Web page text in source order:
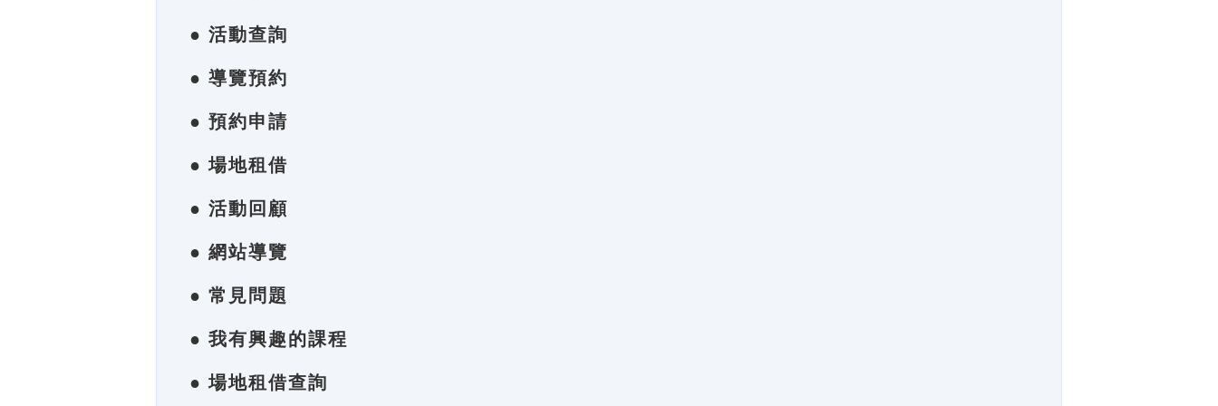
● 活動查詢
● 導覽預約
● 預約申請
● 場地租借
● 活動回顧
● 網站導覽
● 常見問題
● 我有興趣的課程
● 場地租借查詢